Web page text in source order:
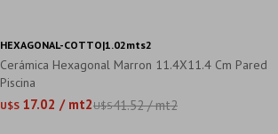
Cerámica Hexagonal Marron 11.4X11.4 Cm Pared
Piscina
U$S 17.02 / mt2U$S41.52 / mt2
HEXAGONAL-COTTO|1.02mts2